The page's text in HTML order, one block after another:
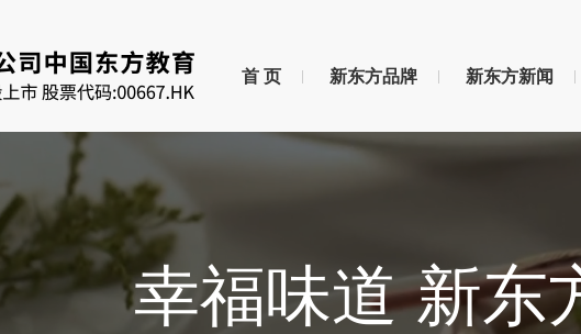
首 页 新东方品牌 新东方新闻
幸福味道 新东